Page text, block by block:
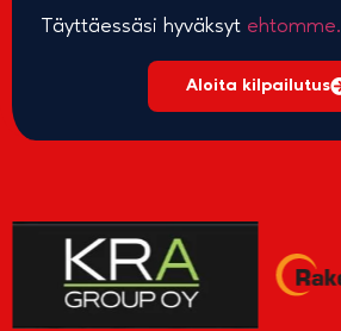
Täyttäessäsi hyväksyt ehtomme.
Aloita kilpailutus